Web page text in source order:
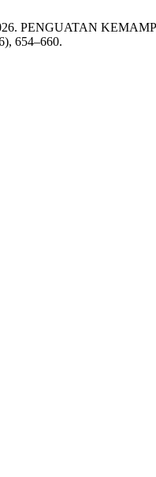
2026. PENGUATAN
654–660.